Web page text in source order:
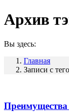
Архив
Вы здесь:
Главная
Записи с